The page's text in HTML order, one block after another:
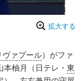
拡大する
ヴァプール）がファ
柚月（日テレ・ 東